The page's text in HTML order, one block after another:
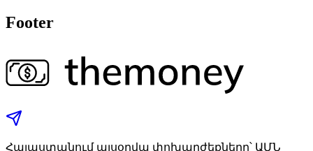
Footer
Հայաստանում այսօրվա փոխարժեքները՝ ԱՄՆ